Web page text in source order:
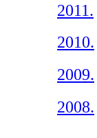
2011.
2010.
2009.
2008.